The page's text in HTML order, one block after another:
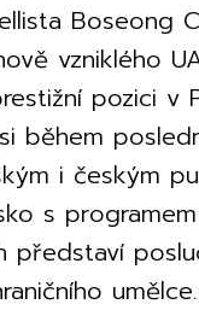
Boseong
vzniklého
pozici v
během
i českým
s
představí
umělce.